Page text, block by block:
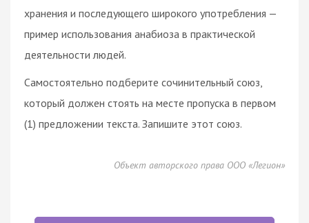
хранения и последующего широкого употребления —
пример использования анабиоза в практической
деятельности людей.
Самостоятельно подберите сочинительный союз,
который должен стоять на месте пропуска в первом
(1) предложении текста. Запишите этот союз.
Объект авторского права ООО «Легион»